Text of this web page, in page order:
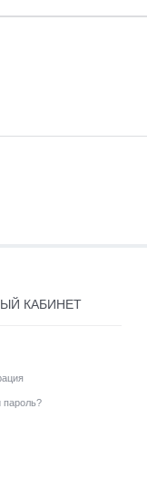
КАБИНЕТ
пароль?